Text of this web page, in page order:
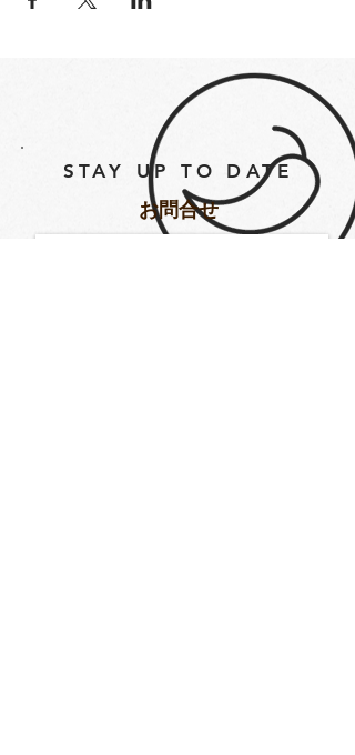
STAY UP TO DATE
​お問合せ